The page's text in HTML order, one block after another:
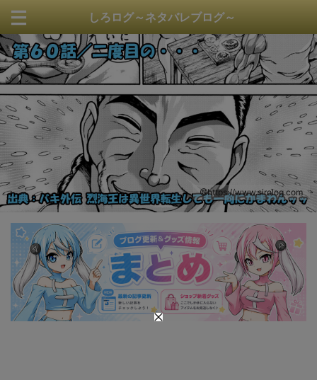
しろログ～ネタバレブログ～
https://www.sirolog.com